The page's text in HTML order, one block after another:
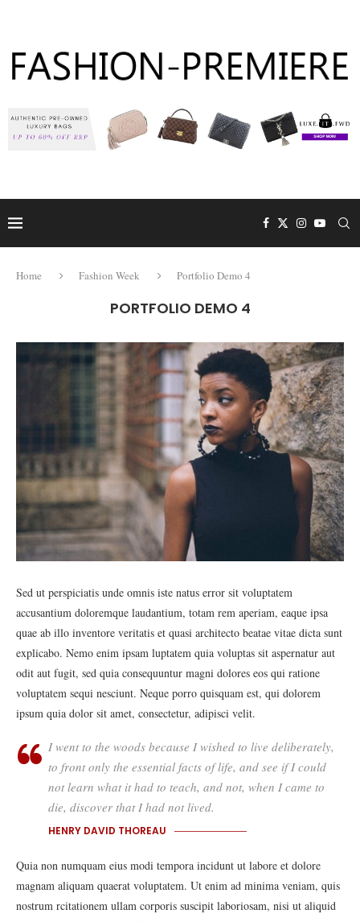
Home Fashion Week Portfolio Demo 4
PORTFOLIO DEMO 4
Sed ut perspiciatis unde omnis iste natus error sit voluptatem
accusantium doloremque laudantium, totam rem aperiam, eaque ipsa
quae ab illo inventore veritatis et quasi architecto beatae vitae dicta sunt
explicabo. Nemo enim ipsam luptatem quia voluptas sit aspernatur aut
odit aut fugit, sed quia consequuntur magni dolores eos qui ratione
voluptatem sequi nesciunt. Neque porro quisquam est, qui dolorem
ipsum quia dolor sit amet, consectetur, adipisci velit.
I went to the woods because I wished to live deliberately,
to front only the essential facts of life, and see if I could
not learn what it had to teach, and not, when I came to
die, discover that I had not lived.
HENRY DAVID THOREAU
Quia non numquam eius modi tempora incidunt ut labore et dolore
magnam aliquam quaerat voluptatem. Ut enim ad minima veniam, quis
nostrum rcitationem ullam corporis suscipit laboriosam, nisi ut aliquid